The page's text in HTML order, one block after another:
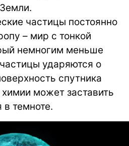
частицы постоянно
– мир с тонкой
немногим меньше
ударяются о
спутника
может заставить
в темноте.